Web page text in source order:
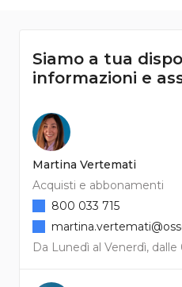
Siamo a tua
informazioni e
Martina Vertemati
Acquisti e abbonamenti
Da Lunedì al Venerdì, dalle
800 033 715